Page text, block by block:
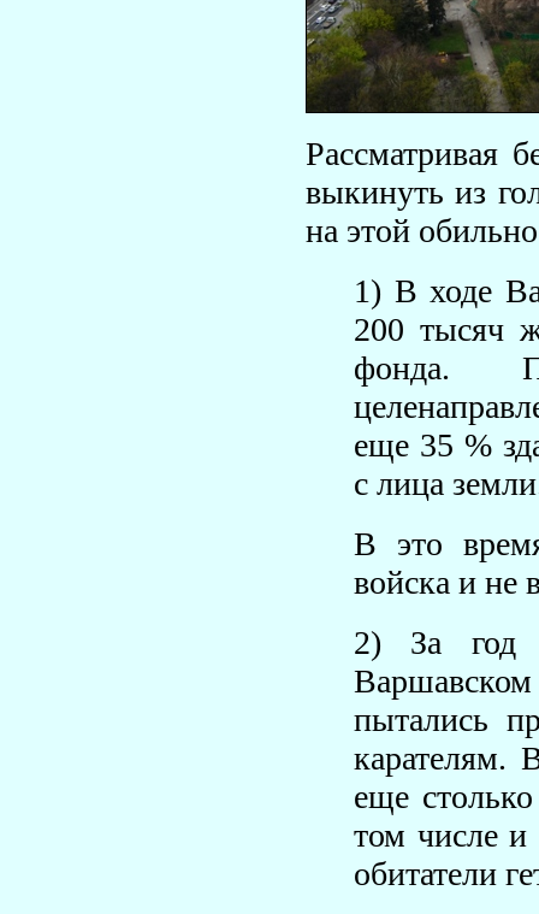
Рассматривая
выкинуть из
на этой
1) В ходе
200 тысяч
фонда.
еще 35 %
с лица
В это
войска и не
2) За год
пытались
карателям.
еще
том числе
обитатели